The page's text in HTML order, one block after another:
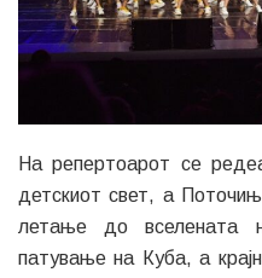
На репертоарот се
детскиот свет, а
летање до вселената
патување на Куба, а